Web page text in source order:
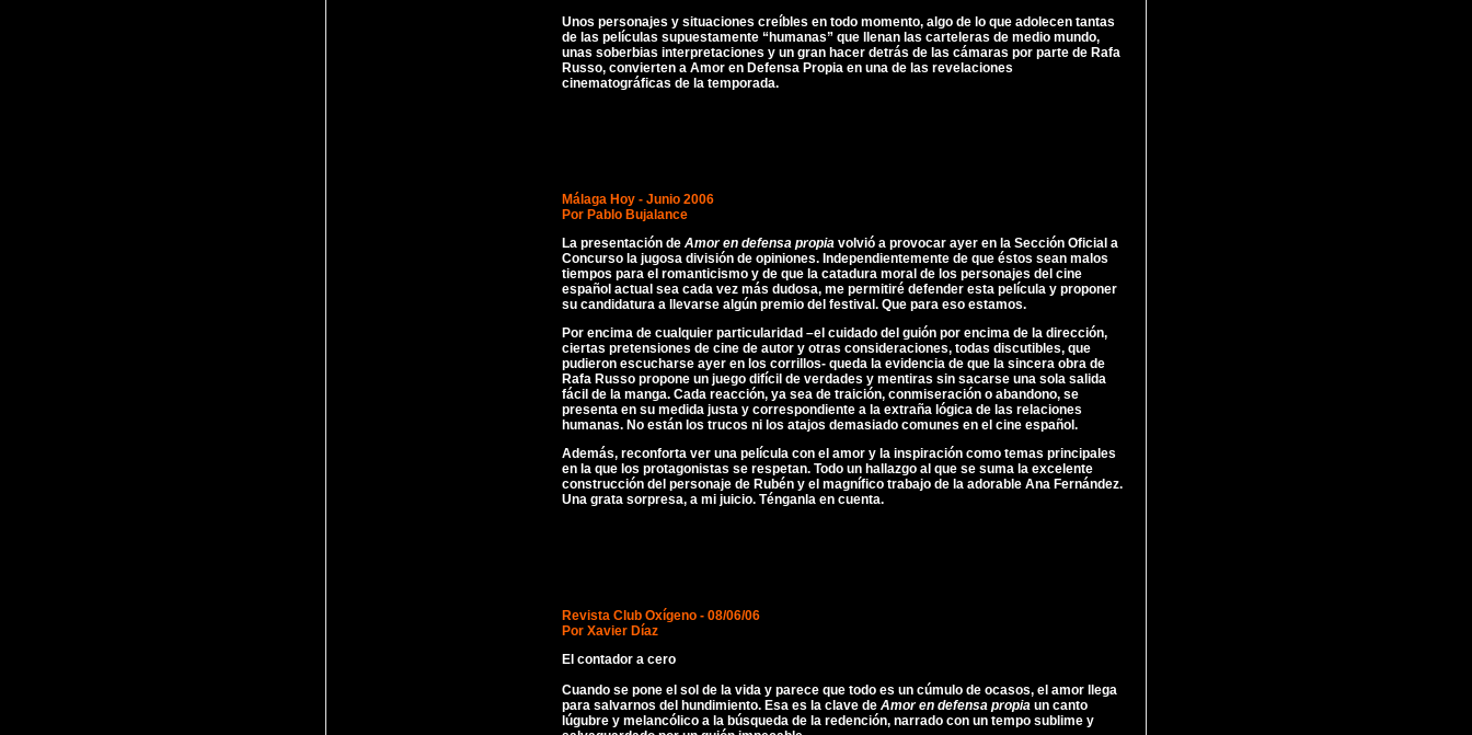
Unos personajes y situaciones creíbles en todo momento, algo de lo que adolecen tantas
de las películas supuestamente “humanas” que llenan las carteleras de medio mundo,
unas soberbias interpretaciones y un gran hacer detrás de las cámaras por parte de Rafa
Russo, convierten a Amor en Defensa Propia en una de las revelaciones
cinematográficas de la temporada.
Málaga Hoy - Junio 2006
Por Pablo Bujalance
La presentación de Amor en defensa propia volvió a provocar ayer en la Sección Oficial a
Concurso la jugosa división de opiniones. Independientemente de que éstos sean malos
tiempos para el romanticismo y de que la catadura moral de los personajes del cine
español actual sea cada vez más dudosa, me permitiré defender esta película y proponer
su candidatura a llevarse algún premio del festival. Que para eso estamos.
Por encima de cualquier particularidad –el cuidado del guión por encima de la dirección,
ciertas pretensiones de cine de autor y otras consideraciones, todas discutibles, que
pudieron escucharse ayer en los corrillos- queda la evidencia de que la sincera obra de
Rafa Russo propone un juego difícil de verdades y mentiras sin sacarse una sola salida
fácil de la manga. Cada reacción, ya sea de traición, conmiseración o abandono, se
presenta en su medida justa y correspondiente a la extraña lógica de las relaciones
humanas. No están los trucos ni los atajos demasiado comunes en el cine español.
Además, reconforta ver una película con el amor y la inspiración como temas principales
en la que los protagonistas se respetan. Todo un hallazgo al que se suma la excelente
construcción del personaje de Rubén y el magnífico trabajo de la adorable Ana Fernández.
Una grata sorpresa, a mi juicio. Ténganla en cuenta.
Revista Club Oxígeno - 08/06/06
Por Xavier Díaz
El contador a cero
Cuando se pone el sol de la vida y parece que todo es un cúmulo de ocasos, el amor llega
para salvarnos del hundimiento. Esa es la clave de Amor en defensa propia un canto
lúgubre y melancólico a la búsqueda de la redención, narrado con un tempo sublime y